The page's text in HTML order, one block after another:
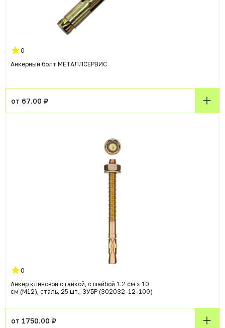
0
Анкерный болт МЕТАЛЛСЕРВИС
от 67.00 ₽
0
Анкер клиновой с гайкой, с шайбой 1.2 см x 10
см (M12), сталь, 25 шт., ЗУБР (302032-12-100)
от 1750.00 ₽